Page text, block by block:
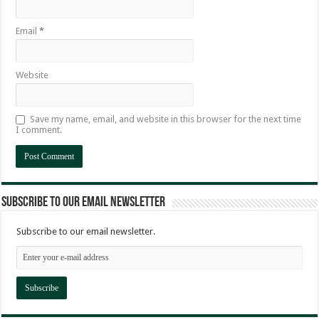
Email*
Website
Save my name, email, and website in this browser for the next time
I comment.
Subscribe to our email newsletter
Subscribe to our email newsletter.